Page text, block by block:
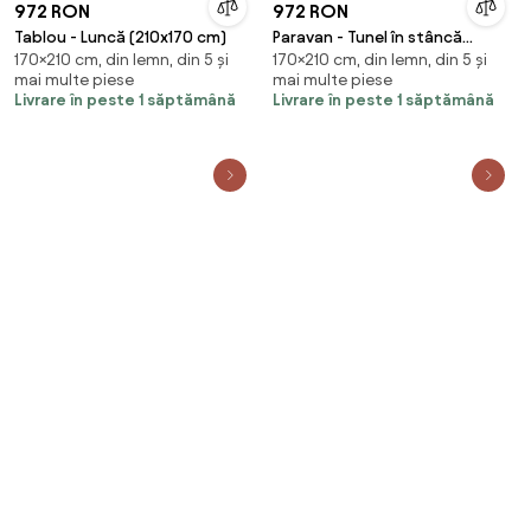
972 RON
Tablou - Luncă (210x170 cm)
170×210 cm, din lemn, din 5 și
mai multe piese
Livrare în peste 1 săptămână
972 RON
Paravan - Tunel în stâncă
(210x170 cm)
170×210 cm, din lemn, din 5 și
mai multe piese
Livrare în peste 1 săptămână